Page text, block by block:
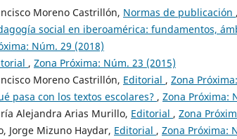
Moreno Castrillón, Normas de publicación ,
social en iberoamérica: fundamentos,
Núm. 29 (2018)
, Zona Próxima: Núm. 23 (2015)
Moreno Castrillón, Editorial , Zona
pasa con los textos escolares? , Zona Próxima:
Alejandra Arias Murillo, Editorial , Zona
Jorge Mizuno Haydar, Editorial , Zona Próxima: